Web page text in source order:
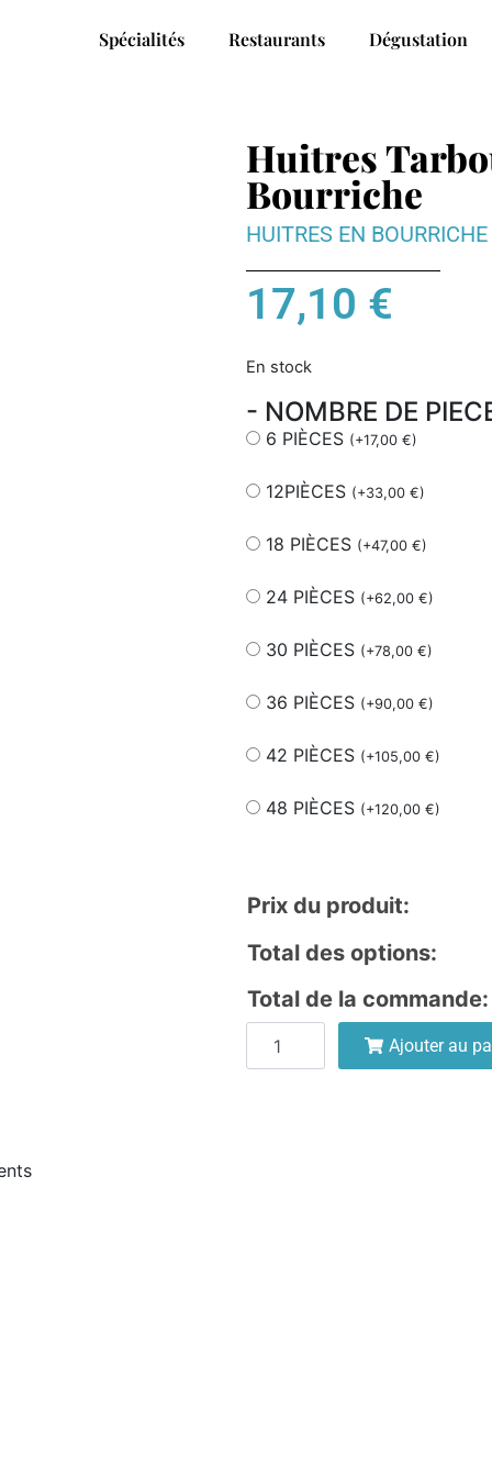
Spécialités Restaurants Dégustation
Huitres
Bourriche
HUITRES EN BOURRICHE
17,10 €
En stock
- NOMBRE DE
6 PIÈCES (+17,00 €)
12PIÈCES (+33,00 €)
18 PIÈCES (+47,00 €)
24 PIÈCES (+62,00 €)
30 PIÈCES (+78,00 €)
36 PIÈCES (+90,00 €)
42 PIÈCES (+105,00 €)
48 PIÈCES (+120,00 €)
Prix du produit:
Total des options:
Total de la commande:
Ajouter au